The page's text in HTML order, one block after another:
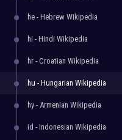
he - Hebrew Wikipedia
hi - Hindi Wikipedia
hr - Croatian Wikipedia
hu - Hungarian Wikipedia
hy - Armenian Wikipedia
id - Indonesian Wikipedia